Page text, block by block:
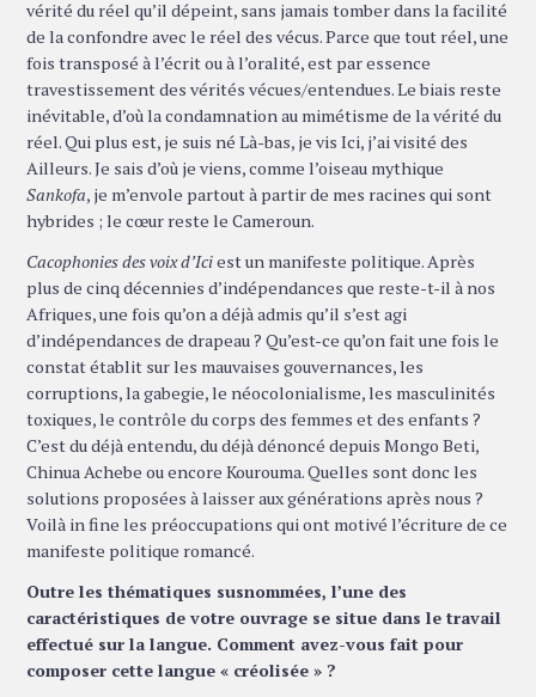
vérité du réel qu’il dépeint, sans jamais tomber dans la facilité
de la confondre avec le réel des vécus. Parce que tout réel, une
fois transposé à l’écrit ou à l’oralité, est par essence
travestissement des vérités vécues/entendues. Le biais reste
inévitable, d’où la condamnation au mimétisme de la vérité du
réel. Qui plus est, je suis né Là-bas, je vis Ici, j’ai visité des
Ailleurs. Je sais d’où je viens, comme l’oiseau mythique
Sankofa, je m’envole partout à partir de mes racines qui sont
hybrides ; le cœur reste le Cameroun.
Cacophonies des voix d’Iciest un manifeste politique. Après
plus de cinq décennies d’indépendances que reste-t-il à nos
Afriques, une fois qu’on a déjà admis qu’il s’est agi
d’indépendances de drapeau ? Qu’est-ce qu’on fait une fois le
constat établit sur les mauvaises gouvernances, les
corruptions, la gabegie, le néocolonialisme, les masculinités
toxiques, le contrôle du corps des femmes et des enfants ?
C’est du déjà entendu, du déjà dénoncé depuis Mongo Beti,
Chinua Achebe ou encore Kourouma. Quelles sont donc les
solutions proposées à laisser aux générations après nous ?
Voilà in fine les préoccupations qui ont motivé l’écriture de ce
manifeste politique romancé.
Outre les thématiques susnommées, l’une des
caractéristiques de votre ouvrage se situe dans le travail
effectué sur la langue. Comment avez-vous fait pour
composer cette langue « créolisée » ?